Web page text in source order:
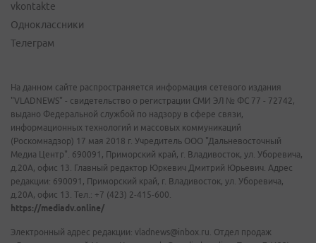
vkontakte
Одноклассники
Телеграм
На данном сайте распространяется информация сетевого издания
"VLADNEWS" - свидетельство о регистрации СМИ ЭЛ № ФС 77 - 72742,
выдано Федеральной службой по надзору в сфере связи,
информационных технологий и массовых коммуникаций
(Роскомнадзор) 17 мая 2018 г. Учредитель ООО "Дальневосточный
Медиа Центр". 690091, Приморский край, г. Владивосток, ул. Уборевича,
д.20А, офис 13. Главный редактор Юркевич Дмитрий Юрьевич. Адрес
редакции: 690091, Приморский край, г. Владивосток, ул. Уборевича,
д.20А, офис 13. Тел.: +7 (423) 2-415-600.
https://mediadv.online/
Электронный адрес редакции: vladnews@inbox.ru. Отдел продаж